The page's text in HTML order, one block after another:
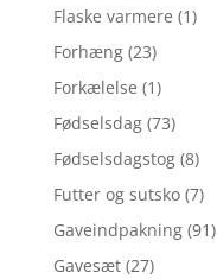
Flaske varmere (1)
Forhæng (23)
Forkælelse (1)
Fødselsdag (73)
Fødselsdagstog (8)
Futter og sutsko (7)
Gaveindpakning (91)
Gavesæt (27)